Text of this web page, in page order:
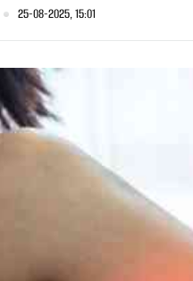
25-08-2025, 15:01
Bağırsaqdakı
yuxusuzluğa təsir edə